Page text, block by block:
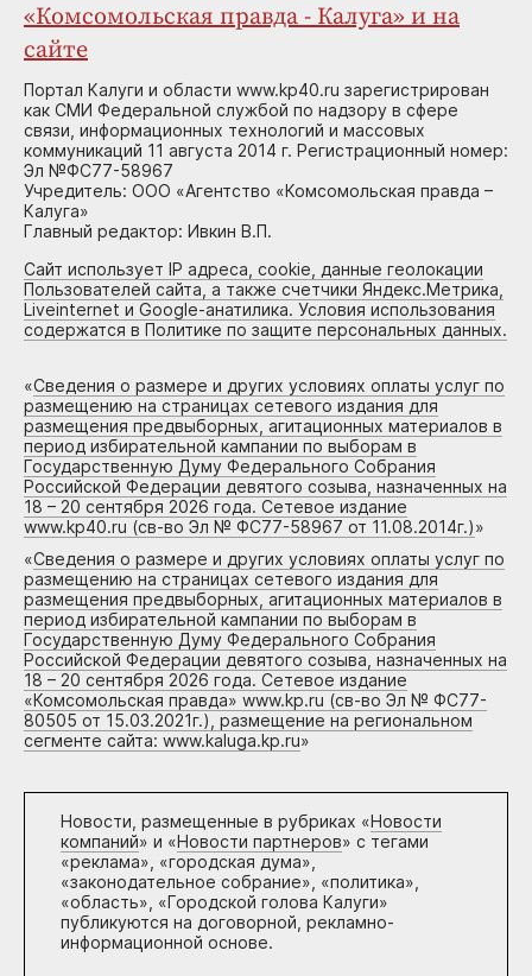
«Комсомольская правда - Калуга» и на
сайте
Портал Калуги и области www.kp40.ru зарегистрирован
как СМИ Федеральной службой по надзору в сфере
связи, информационных технологий и массовых
коммуникаций 11 августа 2014 г. Регистрационный номер:
Эл №ФС77-58967
Учредитель: ООО «Агентство «Комсомольская правда –
Калуга»
Главный редактор: Ивкин В.П.
Сайт использует IP адреса, cookie, данные геолокации
Пользователей сайта, а также счетчики Яндекс.Метрика,
Liveinternet и Google-анатилика. Условия использования
содержатся в Политике по защите персональных данных.
«Сведения о размере и других условиях оплаты услуг по
размещению на страницах сетевого издания для
размещения предвыборных, агитационных материалов в
период избирательной кампании по выборам в
Государственную Думу Федерального Собрания
Российской Федерации девятого созыва, назначенных на
18 – 20 сентября 2026 года. Сетевое издание
www.kp40.ru (св-во Эл № ФС77-58967 от 11.08.2014г.)»
«Сведения о размере и других условиях оплаты услуг по
размещению на страницах сетевого издания для
размещения предвыборных, агитационных материалов в
период избирательной кампании по выборам в
Государственную Думу Федерального Собрания
Российской Федерации девятого созыва, назначенных на
18 – 20 сентября 2026 года. Сетевое издание
«Комсомольская правда» www.kp.ru (св-во Эл № ФС77-
80505 от 15.03.2021г.), размещение на региональном
сегменте сайта: www.kaluga.kp.ru»
Новости, размещенные в рубриках «Новости
компаний» и «Новости партнеров» с тегами
«реклама», «городская дума»,
«законодательное собрание», «политика»,
«область», «Городской голова Калуги»
публикуются на договорной, рекламно-
информационной основе.